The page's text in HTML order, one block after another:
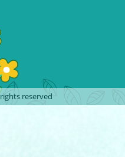
reserved